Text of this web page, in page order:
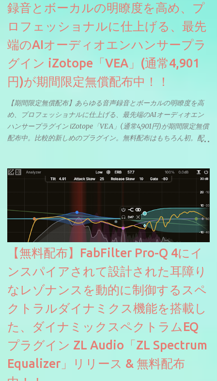
録音とボーカルの明瞭度を高め、プ
ロフェッショナルに仕上げる、最先
端のAIオーディオエンハンサープラ
グイン iZotope「VEA」(通常4,901
円)が期間限定無償配布中！！
【期間限定無償配布】あらゆる音声録音とボーカルの明瞭度を高
め、プロフェッショナルに仕上げる、最先端のAIオーディオエン
ハンサープラグイン iZotope「VEA」(通常4,901円)が期間限定無償
配布中。比較的新しめのプラグイン。無料配布はもちろん初。配
【無料配布】FabFilter Pro-Q 4にイ
ンスパイアされて設計された耳障り
なレゾナンスを動的に制御するスペ
クトラルダイナミクス機能を搭載し
た、ダイナミックスペクトラムEQ
プラグイン ZL Audio「ZL Spectrum
Equalizer」リリース & 無料配布